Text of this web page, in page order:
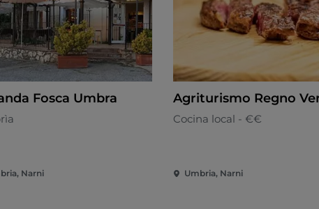
Fosca Umbra
Narni
Agriturismo Regno
Cocina local - €€
Umbria, Narni